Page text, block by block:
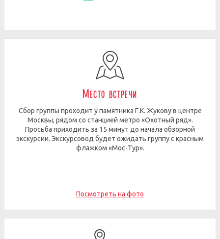
Место встречи
Сбор группы проходит у памятника Г.К. Жукову в центре
Москвы, рядом со станцией метро «Охотный ряд».
Просьба приходить за 15 минут до начала обзорной
экскурсии. Экскурсовод будет ожидать группу с красным
флажком «Мос-Тур».
Посмотреть на фото